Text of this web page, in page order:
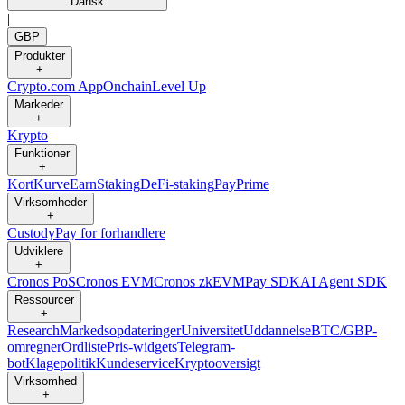
|
GBP
Produkter
+
Crypto.com AppOnchainLevel Up
Markeder
+
Krypto
Funktioner
+
KortKurveEarnStakingDeFi-stakingPayPrime
Virksomheder
+
CustodyPay for forhandlere
Udviklere
+
Cronos PoSCronos EVMCronos zkEVMPay SDKAI Agent SDK
Ressourcer
+
ResearchMarkedsopdateringerUniversitetUddannelseBTC/GBP-
omregnerOrdlistePris-widgetsTelegram-
botKlagepolitikKundeserviceKryptooversigt
Virksomhed
+